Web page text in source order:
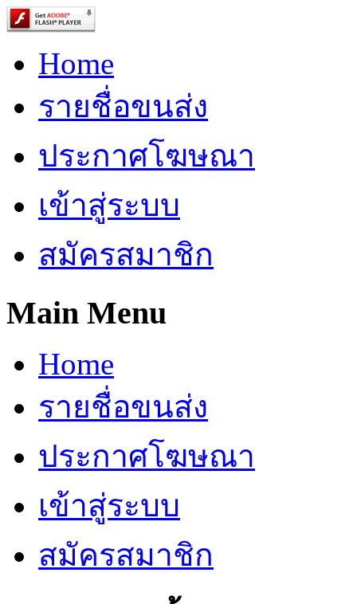
Home
รายชื่อขนส่ง
ประกาศโฆษณา
เข้าสู่ระบบ
สมัครสมาชิก
Main Menu
Home
รายชื่อขนส่ง
ประกาศโฆษณา
เข้าสู่ระบบ
สมัครสมาชิก